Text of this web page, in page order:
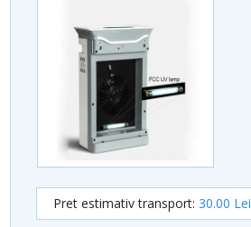
Pret estimativ transport:30.00 Lei